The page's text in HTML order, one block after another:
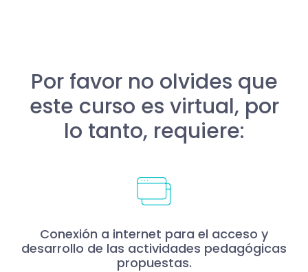
Por favor no olvides que
este curso es virtual, por
lo tanto, requiere:
Conexión a internet para el acceso y
desarrollo de las actividades pedagógicas
propuestas.